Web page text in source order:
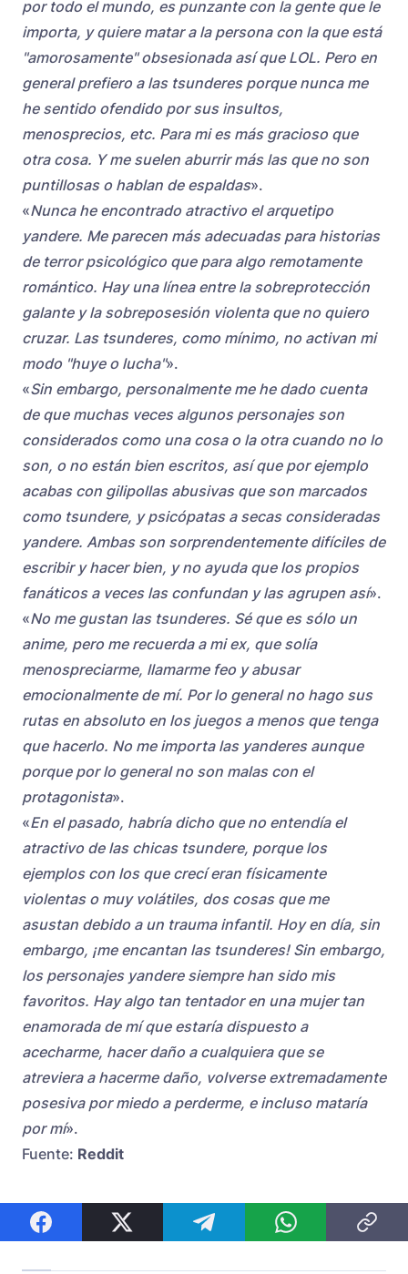
por todo el mundo, es punzante con la gente que le
importa, y quiere matar a la persona con la que está
"amorosamente" obsesionada así que LOL. Pero en
general prefiero a las tsunderes porque nunca me
he sentido ofendido por sus insultos,
menosprecios, etc. Para mi es más gracioso que
otra cosa. Y me suelen aburrir más las que no son
puntillosas o hablan de espaldas».
«Nunca he encontrado atractivo el arquetipo
yandere. Me parecen más adecuadas para historias
de terror psicológico que para algo remotamente
romántico. Hay una línea entre la sobreprotección
galante y la sobreposesión violenta que no quiero
cruzar. Las tsunderes, como mínimo, no activan mi
modo "huye o lucha"».
«Sin embargo, personalmente me he dado cuenta
de que muchas veces algunos personajes son
considerados como una cosa o la otra cuando no lo
son, o no están bien escritos, así que por ejemplo
acabas con gilipollas abusivas que son marcados
como tsundere, y psicópatas a secas consideradas
yandere. Ambas son sorprendentemente difíciles de
escribir y hacer bien, y no ayuda que los propios
fanáticos a veces las confundan y las agrupen así».
«No me gustan las tsunderes. Sé que es sólo un
anime, pero me recuerda a mi ex, que solía
menospreciarme, llamarme feo y abusar
emocionalmente de mí. Por lo general no hago sus
rutas en absoluto en los juegos a menos que tenga
que hacerlo. No me importa las yanderes aunque
porque por lo general no son malas con el
protagonista».
«En el pasado, habría dicho que no entendía el
atractivo de las chicas tsundere, porque los
ejemplos con los que crecí eran físicamente
violentas o muy volátiles, dos cosas que me
asustan debido a un trauma infantil. Hoy en día, sin
embargo, ¡me encantan las tsunderes! Sin embargo,
los personajes yandere siempre han sido mis
favoritos. Hay algo tan tentador en una mujer tan
enamorada de mí que estaría dispuesto a
acecharme, hacer daño a cualquiera que se
atreviera a hacerme daño, volverse extremadamente
posesiva por miedo a perderme, e incluso mataría
por mí».
Fuente: Reddit